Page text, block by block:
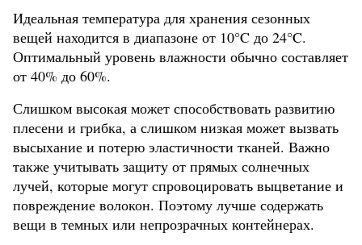
Идеальная температура для хранения сезонных
вещей находится в диапазоне от 10°C до 24°C.
Оптимальный уровень влажности обычно составляет
от 40% до 60%.
Слишком высокая может способствовать развитию
плесени и грибка, а слишком низкая может вызвать
высыхание и потерю эластичности тканей. Важно
также учитывать защиту от прямых солнечных
лучей, которые могут спровоцировать выцветание и
повреждение волокон. Поэтому лучше содержать
вещи в темных или непрозрачных контейнерах.